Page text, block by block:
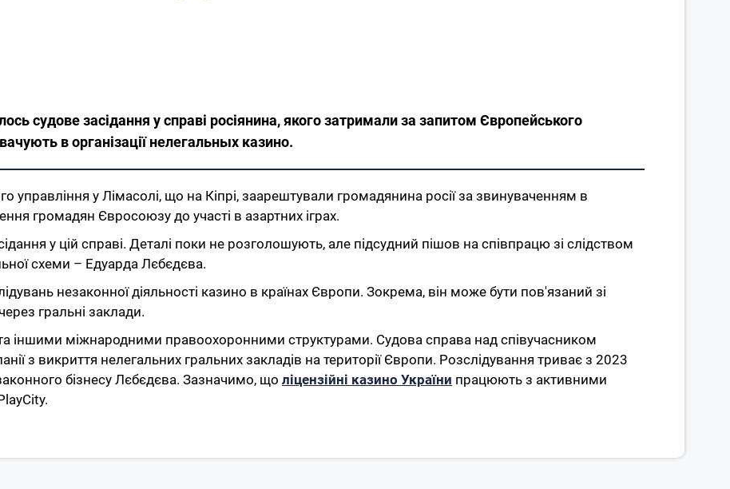
судове засідання у справі росіянина, якого затримали за запитом Європейського
в організації нелегальных казино.
управління у Лімасолі, що на Кіпрі, заарештували громадянина росії за звинуваченням в
громадян Євросоюзу до участі в азартних іграх.
у цій справі. Деталі поки не розголошують, але підсудний пішов на співпрацю зі слідством
схеми – Едуарда Лєбєдєва.
незаконної діяльності казино в країнах Європи. Зокрема, він може бути пов'язаний зі
гральні заклади.
іншими міжнародними правоохоронними структурами. Судова справа над співучасником
з викриття нелегальних гральних закладів на території Європи. Розслідування триває з 2023
бізнесу Лєбєдєва. Зазначимо, що ліцензійні казино України працюють з активними